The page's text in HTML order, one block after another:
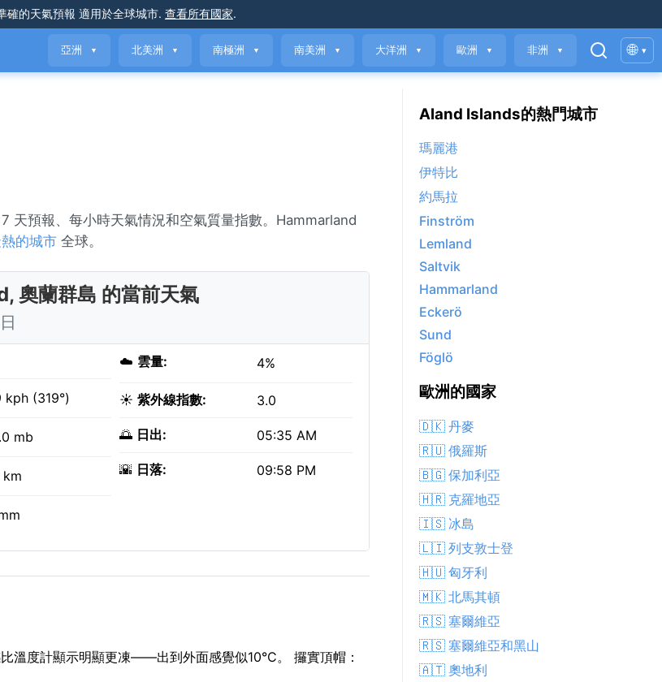
確的天氣預報 適用於全球城市. 查看所有國家.
亞洲 ▼ 北美洲 ▼ 南極洲 ▼ 南美洲 ▼ 大洋洲 ▼ 歐洲 ▼ 非洲 ▼ 🌐 ▾
天預報、每小時天氣情況和空氣質量指數。Hammarland
的城市 全球。
奧蘭群島 的當前天氣
kph (319°)
mb
km
☁️ 雲量: 4%
☀️ 紫外線指數: 3.0
🌅 日出: 05:35 AM
🌇 日落: 09:58 PM
溫度計顯示明顯更凍——出到外面感覺似10°C。 攞實頂帽：
Aland Islands的熱門城市
瑪麗港
伊特比
約馬拉
Finström
Lemland
Saltvik
Hammarland
Eckerö
Sund
Föglö
歐洲的國家
🇩🇰 丹麥
🇷🇺 俄羅斯
🇧🇬 保加利亞
🇭🇷 克羅地亞
🇮🇸 冰島
🇱🇮 列支敦士登
🇭🇺 匈牙利
🇲🇰 北馬其頓
🇷🇸 塞爾維亞
🇷🇸 塞爾維亞和黑山
🇦🇹 奧地利